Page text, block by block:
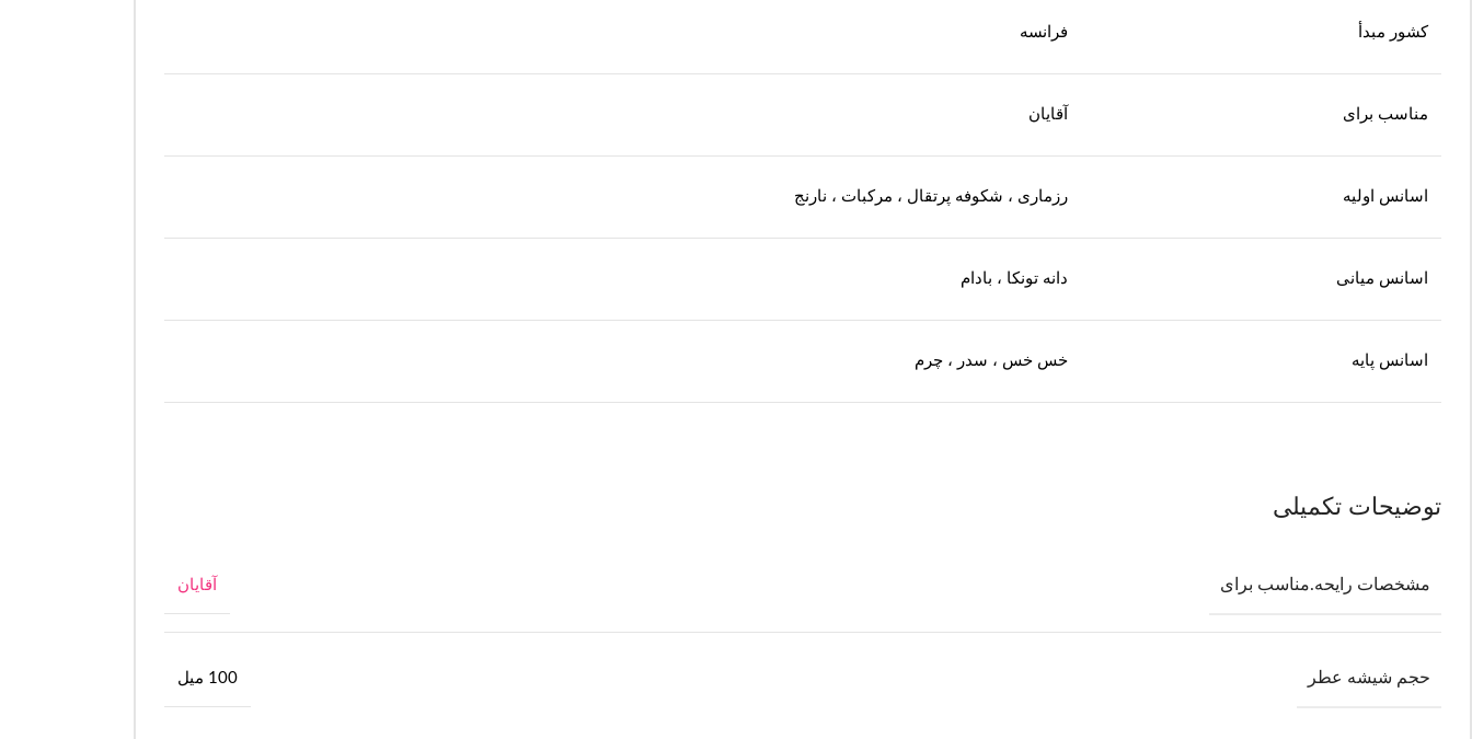
کشور مبدأ فرانسه
مناسب برای آقایان
اسانس اولیه رزماری ، شکوفه پرتقال ، مرکبات ، نارنج
اسانس میانی دانه تونکا ، بادام
اسانس پایه خس خس ، سدر ، چرم
توضیحات تکمیلی
مشخصات رایحه.مناسب برای آقایان
حجم شیشه عطر 100 میل